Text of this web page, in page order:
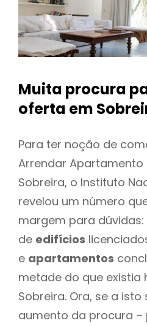
Muita procura
oferta em
Para ter noção de
Arrendar Apartamento
Sobreira, o Instituto
revelou um número
margem para dúvidas:
de edifícios
e apartamentos
metade do que existia
Sobreira. Ora, se a
aumento da procura